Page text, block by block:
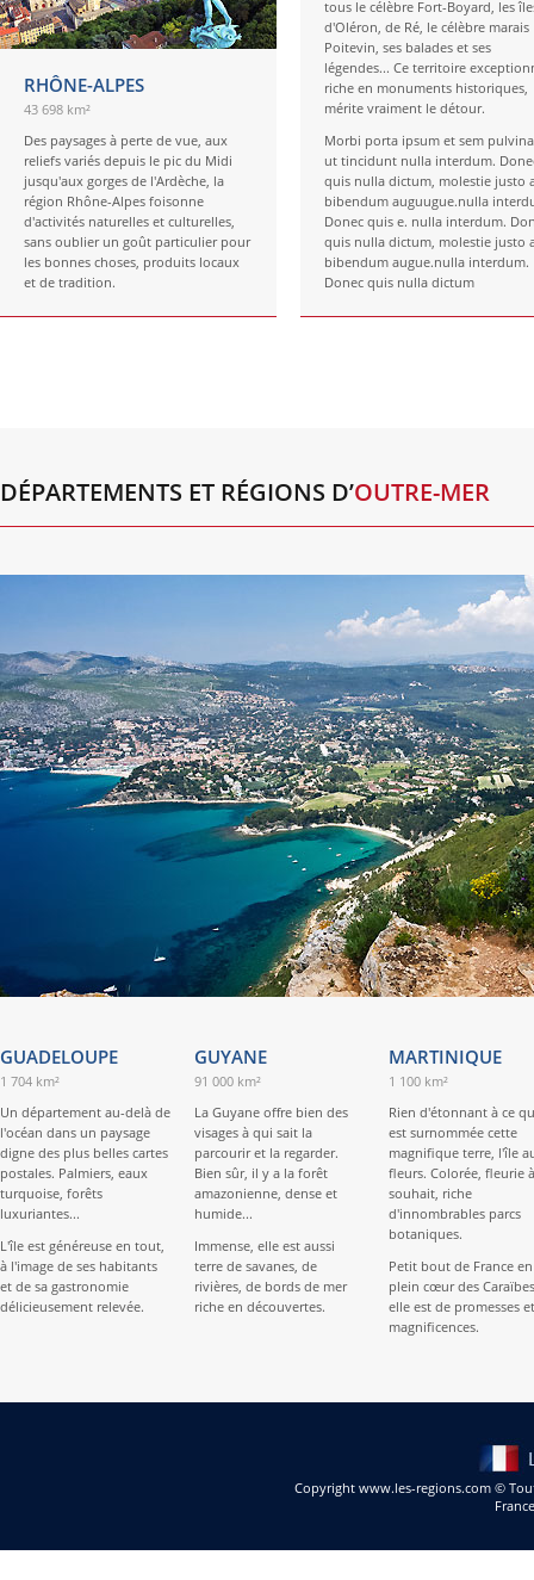
RHÔNE-ALPES
43 698 km²
Des paysages à perte de vue, aux
reliefs variés depuis le pic du Midi
jusqu'aux gorges de l'Ardèche, la
région Rhône-Alpes foisonne
d'activités naturelles et culturelles,
sans oublier un goût particulier pour
les bonnes choses, produits locaux
et de tradition.
tous le célèbre Fort-Boyard, les
d'Oléron, de Ré, le célèbre marais
Poitevin, ses balades et ses
légendes... Ce territoire
riche en monuments historiques,
mérite vraiment le détour.
Morbi porta ipsum et sem
ut tincidunt nulla interdum.
quis nulla dictum, molestie justo
bibendum auguugue.nulla
Donec quis e. nulla interdum.
quis nulla dictum, molestie justo
bibendum augue.nulla interdum.
Donec quis nulla dictum
DÉPARTEMENTS ET RÉGIONS D’OUTRE-MER
GUADELOUPE
1 704 km²
Un département au-delà de
l'océan dans un paysage
digne des plus belles cartes
postales. Palmiers, eaux
turquoise, forêts
luxuriantes...
L'île est généreuse en tout,
à l'image de ses habitants
et de sa gastronomie
délicieusement relevée.
GUYANE
91 000 km²
La Guyane offre bien des
visages à qui sait la
parcourir et la regarder.
Bien sûr, il y a la forêt
amazonienne, dense et
humide...
Immense, elle est aussi
terre de savanes, de
rivières, de bords de mer
riche en découvertes.
MARTINIQUE
1 100 km²
Rien d'étonnant à ce
est surnommée cette
magnifique terre, l'île
fleurs. Colorée, fleurie à
souhait, riche
d'innombrables parcs
botaniques.
Petit bout de France en
plein cœur des
elle est de promesses
magnificences.
Copyright www.les-regions.com ©
France